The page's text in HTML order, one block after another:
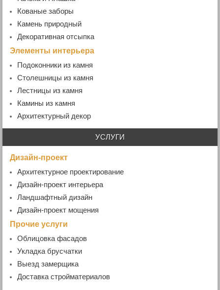
Кованые заборы
- Кованые ворота и калитки
Камень природный
Декоративная отсыпка
Элементы интерьера
Подоконники из камня
- Гранитные подоконники
Столешницы из камня
Лестницы из камня
- Ступени гранитные
Камины из камня
Архитектурный декор
УСЛУГИ
Дизайн-проект
Архитектурное проектирование
Дизайн-проект интерьера
Ландшафтный дизайн
Дизайн-проект мощения
Прочие услуги
Облицовка фасадов
Укладка брусчатки
Выезд замерщика
Доставка стройматериалов